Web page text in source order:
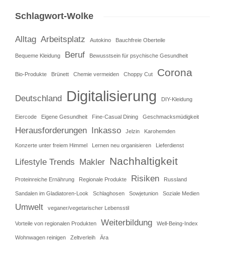
Schlagwort-Wolke
Alltag Arbeitsplatz Autokino Bauchfreie Oberteile
Bequeme Kleidung Beruf Bewusstsein für psychische Gesundheit
Bio-Produkte Brünett Chemie vermeiden Choppy Cut Corona
Deutschland Digitalisierung DIY-Kleidung
Eiercode Eigene Gesundheit Fine-Casual Dining Geschmacksmüdigkeit
Herausforderungen Inkasso Jelzin Karohemden
Konzerte unter freiem Himmel Lernen neu organisieren Lieferdienst
Lifestyle Trends Makler Nachhaltigkeit
Proteinreiche Ernährung Regionale Produkte Risiken Russland
Sandalen im Gladiatoren-Look Schlaghosen Sowjetunion Soziale Medien
Umwelt veganer/vegetarischer Lebensstil
Vorteile von regionalen Produkten Weiterbildung Well-Being-Index
Wohnwagen reinigen Zeltverleih Ära